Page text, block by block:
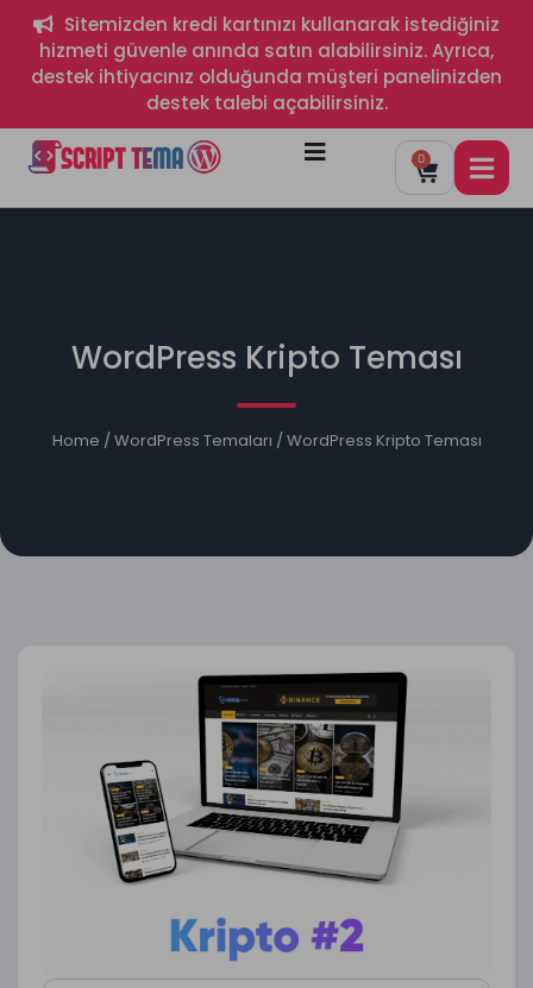
Sitemizden kredi kartınızı kullanarak istediğiniz
hizmeti güvenle anında satın alabilirsiniz. Ayrıca,
destek ihtiyacınız olduğunda müşteri panelinizden
destek talebi açabilirsiniz.
0
WordPress Kripto Teması
Home /WordPress Temaları / WordPress Kripto Teması